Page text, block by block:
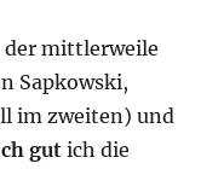
der mittlerweile
Sapkowski,
im zweiten) und
gutich die